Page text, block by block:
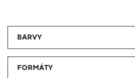
BARVY
FORMÁTY